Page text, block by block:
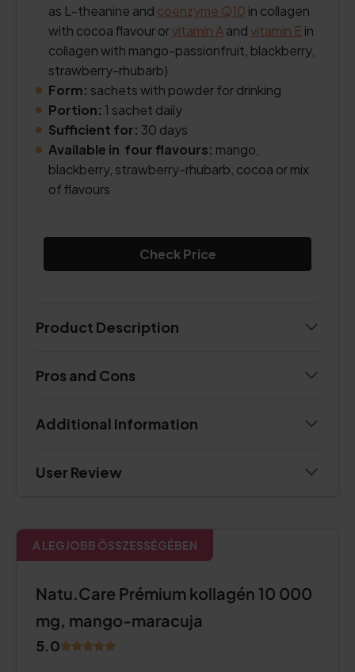
as L-theanine and coenzyme Q10 in collagen
with cocoa flavour orvitamin Aandvitamin E in
collagen with mango-passionfruit, blackberry,
strawberry-rhubarb)
Form: sachets with powder for drinking
Portion: 1 sachet daily
Sufficient for: 30 days
Available in four flavours: mango,
blackberry, strawberry-rhubarb, cocoa or mix
of flavours
Check Price
Product Description
Pros and Cons
Additional Information
User Review
A LEGJOBB ÖSSZESSÉGÉBEN
Natu.Care Prémium kollagén 10 000
mg, mango-maracuja
5.0